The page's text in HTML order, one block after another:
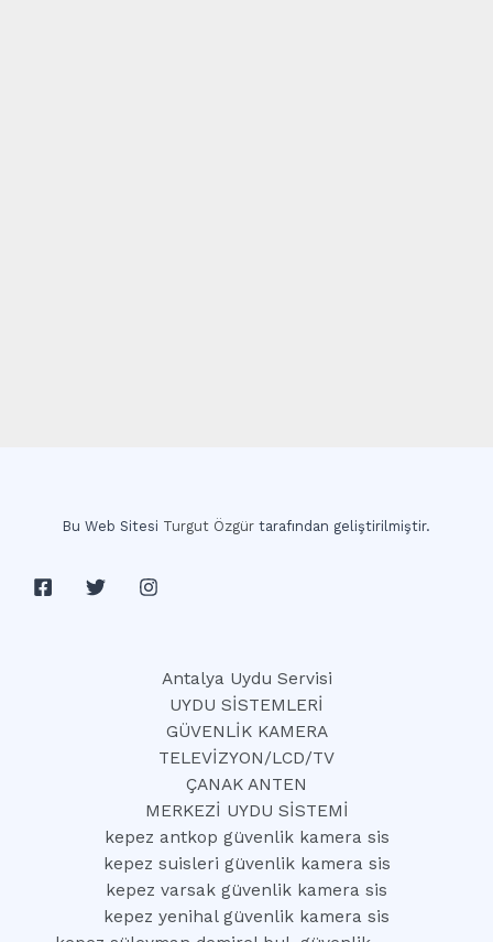
Bu Web Sitesi Turgut Özgür tarafından geliştirilmiştir.
Antalya Uydu Servisi
UYDU SİSTEMLERİ
GÜVENLİK KAMERA
TELEVİZYON/LCD/TV
ÇANAK ANTEN
MERKEZİ UYDU SİSTEMİ
kepez antkop güvenlik kamera sis
kepez suisleri güvenlik kamera sis
kepez varsak güvenlik kamera sis
kepez yenihal güvenlik kamera sis